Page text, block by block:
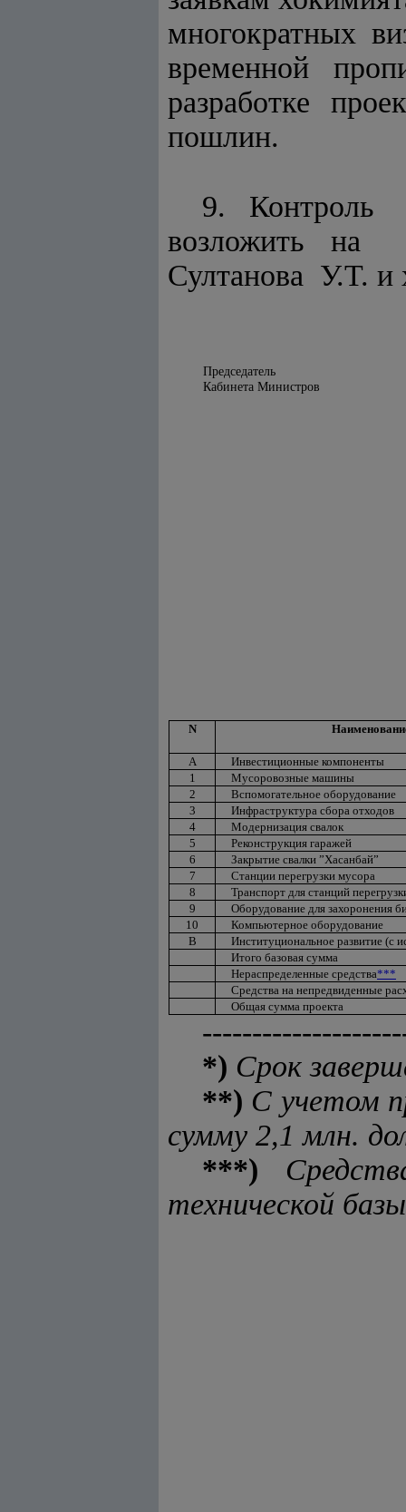
многократных
временной
разработке
пошлин.
9. Контроль
возложить на
Султанова У.Т. и
Председатель
Кабинета Министров
N
А
Инвестиционные компоненты
1
Мусоровозные машины
2
Вспомогательное оборудование
3
Инфраструктура сбора отходов
4
Модернизация свалок
5
Реконструкция гаражей
6
Закрытие свалки ”Хасанбай”
7
Станции перегрузки мусора
8
Транспорт для станций
9
Оборудование для захоронения
10
Компьютерное оборудование
В
Институциональное развитие (с
Итого базовая сумма
Нераспределенные средства***
Средства на непредвиденные
Общая сумма проекта
*) Срок
**) С учетом
сумму 2,1 млн.
***)
технической